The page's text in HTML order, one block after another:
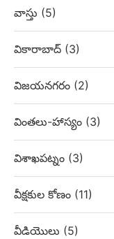
వాస్తు (5)
వికారాబాద్ (3)
విజయనగరం (2)
వింతలు-హాస్యం (3)
విశాఖపట్నం (3)
వీక్షకుల కోణం (11)
వీడియొలు (5)